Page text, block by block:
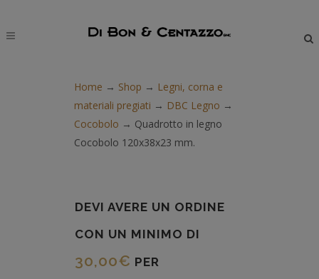
Home → Shop → Legni, corna e
materiali pregiati → DBC Legno →
Cocobolo → Quadrotto in legno
Cocobolo 120x38x23 mm.
DEVI AVERE UN ORDINE
CON UN MINIMO DI
30,00€ PER